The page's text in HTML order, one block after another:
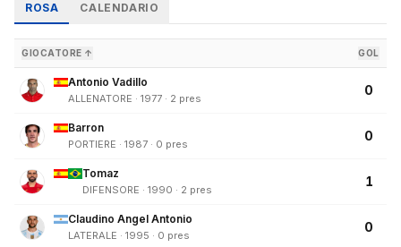
ROSA CALENDARIO
GIOCATORE ↑ GOL
Antonio Vadillo
ALLENATORE · 1977 · 2 pres
0
Barron
PORTIERE · 1987 · 0 pres
0
Tomaz
DIFENSORE · 1990 · 2 pres
1
Claudino Angel Antonio
LATERALE · 1995 · 0 pres
0